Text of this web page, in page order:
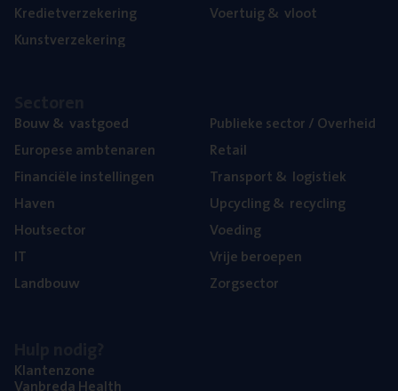
Kre­diet­ver­ze­ke­ring
Kunst­ver­ze­ke­ring
Voer­tuig& vloot
Bouw& vastgoed
Euro­pe­se ambtenaren
Finan­ci­ë­le instellingen
Haven
Hout­sec­tor
IT
Land­bouw
Publie­ke sec­tor / Overheid
Retail
Trans­port& logistiek
Upcy­cling& recycling
Voe­ding
Vrije beroe­pen
Zorg­sec­tor
Klan­ten­zo­ne
Van­b­re­da Health